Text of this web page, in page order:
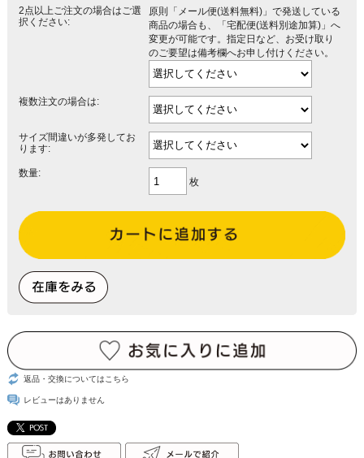
2点以上ご注文の場合はご選
択ください:
原則「メール便(送料無料)」で発送している
商品の場合も、「宅配便(送料別途加算)」へ
変更が可能です。指定日など、お受け取り
のご要望は備考欄へお申し付けください。
複数注文の場合は:
サイズ間違いが多発してお
ります:
数量:
枚
返品・交換についてはこちら
レビューはありません